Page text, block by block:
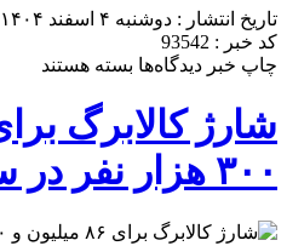
تاریخ انتشار : دوشنبه ۴ اسفند ۱۴۰۴ - ۱۶:۱۴
کد خبر : 93542
چاپ خبر دیدگاه‌ها برای
کالابرگ
برای
میلیون
۳۰۰
بسته هستند
۳۰۰ هزار نفر در سراسر کشور